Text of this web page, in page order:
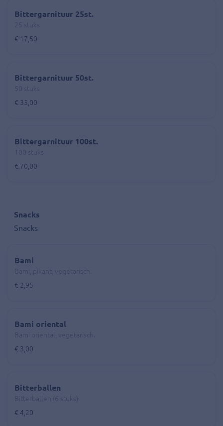
Bittergarnituur 25st.
€ 17,50
Bittergarnituur 50st.
€ 35,00
Bittergarnituur 100st.
€ 70,00
Snacks
Snacks
Bami
€ 2,95
Bami oriental
€ 3,00
Bitterballen
€ 4,20